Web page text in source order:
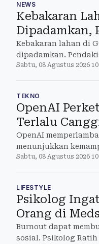
NEWS
Kebakaran
Dipadamkan,
Kebakaran lahan di
dipadamkan.
BBTNGGP.
Sabtu, 08 Agustus 2026
TEKNO
OpenAI
Terlalu
OpenAI
menunjukkan
Pengamana
Sabtu, 08 Agustus 2026
LIFESTYLE
Psikolog
Orang di
Burnout dapat
sosial. Psikolog